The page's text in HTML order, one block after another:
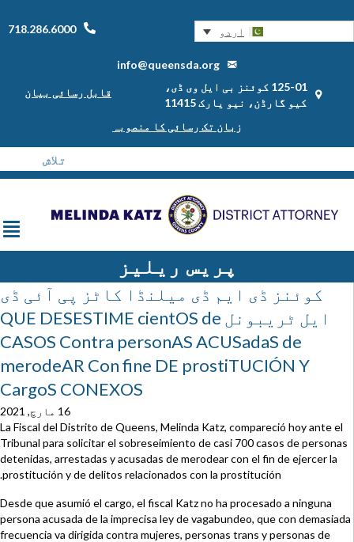
اردو 718.286.6000
info@queensda.org
125-01 کوئنز بی ایل وی ڈی،
کیو گارڈن، نیو یارک 11415
قابل رسائی بیان
زبان تک رسائی کا منصوبہ
پریس ریلیز
کوئنز ڈی ایم ڈی میلنڈا کاٹز پی آئی ڈی
ایل ٹریبونل QUE DESESTIME cientOS de
CASOS Contra personAS ACUSadaS de
merodeAR Con fine DE prostiTUCIÓN Y
CargoS CONEXOS
16 مارچ, 2021
La Fiscal del Distrito de Queens, Melinda Katz, compareció hoy ante el
Tribunal para solicitar el sobreseimiento de casi 700 casos de personas
detenidas, arrestadas y acusadas de merodear con el fin de ejercer la
prostitución y de delitos relacionados con la prostitución.
Desde que asumió el cargo, el fiscal Katz no ha procesado a ninguna
persona acusada de la imprecisa ley de vagabundeo, que con demasiada
frecuencia va dirigida contra mujeres, personas trans y personas de